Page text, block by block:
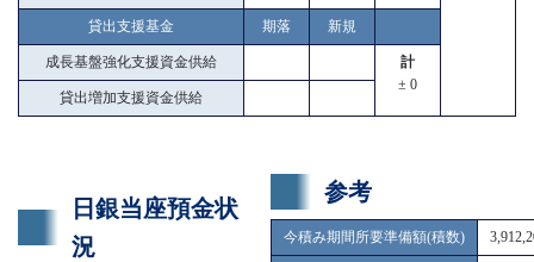
貸出支援基金 期落 新規
成長基盤強化支援資金供給
計
± 0
貸出増加支援資金供給
日銀当座預金状
況
参考
今積み期間所要準備額(積数)